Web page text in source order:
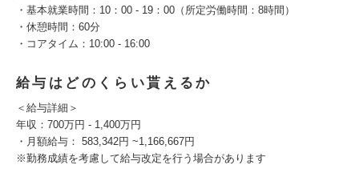
・基本就業時間：10：00 - 19：00（所定労働時間：8時間）
・休憩時間：60分
・コアタイム：10:00 - 16:00
給与はどのくらい貰えるか
＜給与詳細＞
年収：700万円 - 1,400万円
・月額給与： 583,342円 ~1,166,667円
※勤務成績を考慮して給与改定を行う場合があります